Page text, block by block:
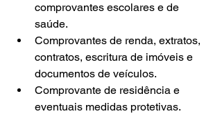
comprovantes escolares e de
saúde.
Comprovantes de renda, extratos,
contratos, escritura de imóveis e
documentos de veículos.
Comprovante de residência e
eventuais medidas protetivas.